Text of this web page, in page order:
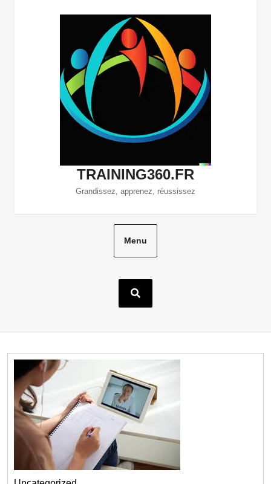
TRAINING360.FR
Grandissez, apprenez, réussissez
Menu